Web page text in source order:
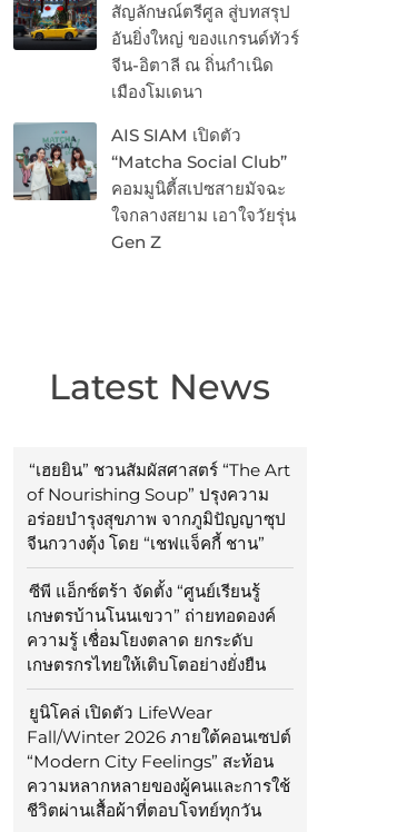
สัญลักษณ์ตรีศูล สู่บทสรุป
อันยิ่งใหญ่ ของแกรนด์ทัวร์
จีน-อิตาลี ณ ถิ่นกำเนิด
เมืองโมเดนา
AIS SIAM เปิดตัว
“Matcha Social Club”
คอมมูนิตี้สเปซสายมัจฉะ
ใจกลางสยาม เอาใจวัยรุ่น
Gen Z
Latest News
“เฮยยิน” ชวนสัมผัสศาสตร์ “The Art
of Nourishing Soup” ปรุงความ
อร่อยบำรุงสุขภาพ จากภูมิปัญญาซุป
จีนกวางตุ้ง โดย “เชฟแจ็คกี้ ชาน”
ซีพี แอ็กซ์ตร้า จัดตั้ง “ศูนย์เรียนรู้
เกษตรบ้านโนนเขวา” ถ่ายทอดองค์
ความรู้ เชื่อมโยงตลาด ยกระดับ
เกษตรกรไทยให้เติบโตอย่างยั่งยืน
ยูนิโคล่ เปิดตัว LifeWear
Fall/Winter 2026 ภายใต้คอนเซปต์
“Modern City Feelings” สะท้อน
ความหลากหลายของผู้คนและการใช้
ชีวิตผ่านเสื้อผ้าที่ตอบโจทย์ทุกวัน